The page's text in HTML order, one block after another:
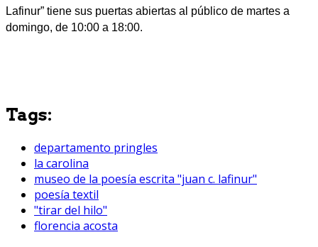
Lafinur” tiene sus puertas abiertas al público de martes a
domingo, de 10:00 a 18:00.
Tags:
departamento pringles
la carolina
museo de la poesía escrita "juan c. lafinur"
poesía textil
"tirar del hilo"
florencia acosta